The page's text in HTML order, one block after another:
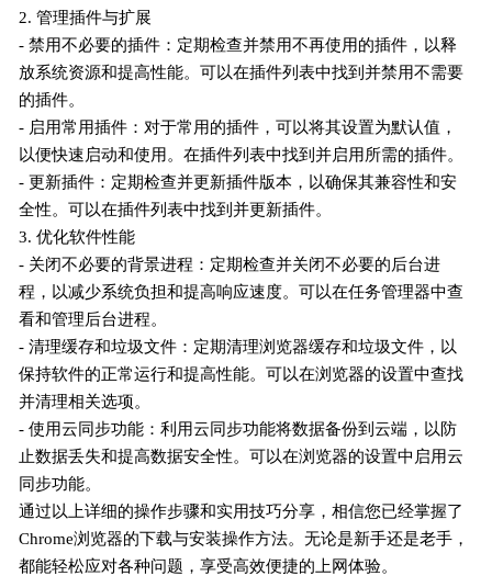
2. 管理插件与扩展
- 禁用不必要的插件：定期检查并禁用不再使用的插件，以释
放系统资源和提高性能。可以在插件列表中找到并禁用不需要
的插件。
- 启用常用插件：对于常用的插件，可以将其设置为默认值，
以便快速启动和使用。在插件列表中找到并启用所需的插件。
- 更新插件：定期检查并更新插件版本，以确保其兼容性和安
全性。可以在插件列表中找到并更新插件。
3. 优化软件性能
- 关闭不必要的背景进程：定期检查并关闭不必要的后台进
程，以减少系统负担和提高响应速度。可以在任务管理器中查
看和管理后台进程。
- 清理缓存和垃圾文件：定期清理浏览器缓存和垃圾文件，以
保持软件的正常运行和提高性能。可以在浏览器的设置中查找
并清理相关选项。
- 使用云同步功能：利用云同步功能将数据备份到云端，以防
止数据丢失和提高数据安全性。可以在浏览器的设置中启用云
同步功能。
通过以上详细的操作步骤和实用技巧分享，相信您已经掌握了
Chrome浏览器的下载与安装操作方法。无论是新手还是老手，
都能轻松应对各种问题，享受高效便捷的上网体验。